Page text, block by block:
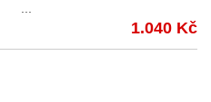
...
1.040 Kč